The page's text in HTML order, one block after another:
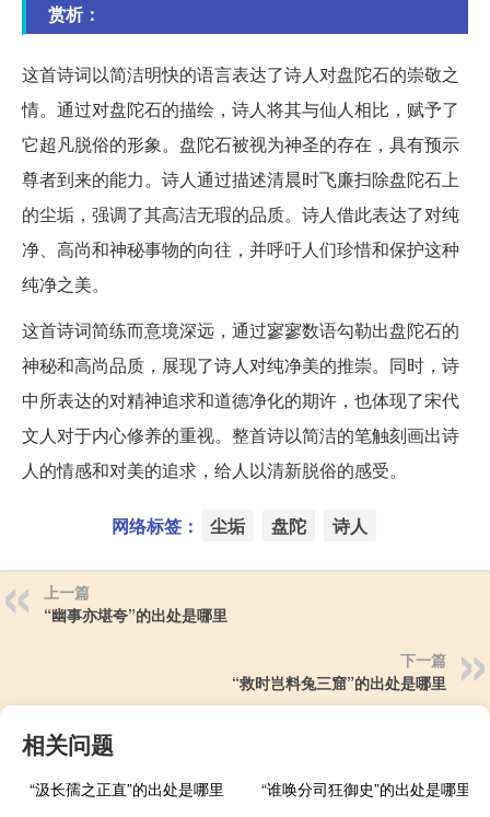
赏析：
这首诗词以简洁明快的语言表达了诗人对盘陀石的崇敬之
情。通过对盘陀石的描绘，诗人将其与仙人相比，赋予了
它超凡脱俗的形象。盘陀石被视为神圣的存在，具有预示
尊者到来的能力。诗人通过描述清晨时飞廉扫除盘陀石上
的尘垢，强调了其高洁无瑕的品质。诗人借此表达了对纯
净、高尚和神秘事物的向往，并呼吁人们珍惜和保护这种
纯净之美。
这首诗词简练而意境深远，通过寥寥数语勾勒出盘陀石的
神秘和高尚品质，展现了诗人对纯净美的推崇。同时，诗
中所表达的对精神追求和道德净化的期许，也体现了宋代
文人对于内心修养的重视。整首诗以简洁的笔触刻画出诗
人的情感和对美的追求，给人以清新脱俗的感受。
网络标签： 尘垢 盘陀 诗人
上一篇
“幽事亦堪夸”的出处是哪里
下一篇
“救时岂料兔三窟”的出处是哪里
相关问题
“汲长孺之正直”的出处是哪里
“谁唤分司狂御史”的出处是哪里